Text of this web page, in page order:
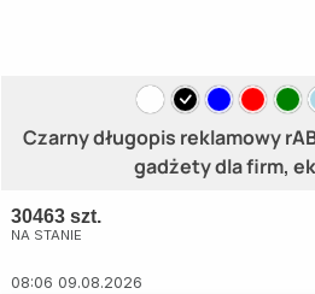
Czarny długopis reklamowy
gadżety dla firm,
30463 szt.
NA STANIE
08:06 09.08.2026